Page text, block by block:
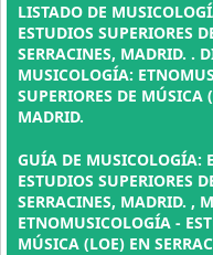
LISTADO DE
ESTUDIOS SUPERIORES
SERRACINES, MADRID. .
MUSICOLOGÍA:
SUPERIORES DE MÚSICA
MADRID.
GUÍA DE MUSICOLOGÍA:
ESTUDIOS SUPERIORES
SERRACINES, MADRID. ,
ETNOMUSICOLOGÍA -
MÚSICA (LOE) EN